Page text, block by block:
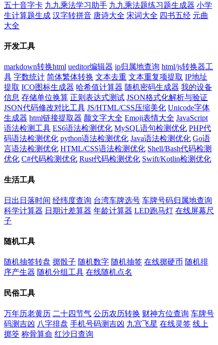
五十音字卡 九九乘法学习助手 九九乘法题练习题生成器 小学
生计算题生成 汉字转拼音 唐诗大全 宋词大全 四书五经 元曲
大全
开发工具
markdown转换html ueditor编辑器 ip归属地查询 html/js转换器工
具 字数统计 简体繁体转换 文本去重 文本重复项提取 IP地址
提取 ICO图标生成器 哈希值计算器 随机密码生成器 我的设备
信息 存储单位换算 正则表达式测试 JSON格式化解析与验证
JSON代码修改对比工具 JS/HTML/CSS压缩美化 Unicode字体
生成器 html链接提取器 颜文字大全 Emoji表情大全 JavaScript
语法检测工具 ES6语法检测优化 MySQL语句检测优化 PHP代
码语法检测优化 python语法检测优化 Java语法检测优化 Go语
言语法检测优化 HTML/CSS语法检测优化 Shell/Bash代码检测
优化 C#代码检测优化 Rust代码检测优化 Swift/Kotlin检测优化
生活工具
日出日落时间 经纬度查询 台湾车牌选号 车牌号码归属地查询
科学计算器 日期计差算器 年龄计算器 LED跑马灯 在线屏幕尺
子
随机工具
随机抽签转盘 掷骰子 随机数字 随机抽签 在线掷硬币 随机排
序产生器 随机分组工具 在线随机点名
民俗工具
万年历老黄历 二十四节气 公历农历转换 财神方位查询 车牌号
码测吉凶 八字排盘 手机号码测吉凶 九宫飞星 在线灵签 线上
掷筊 称骨算命 红沙日查询